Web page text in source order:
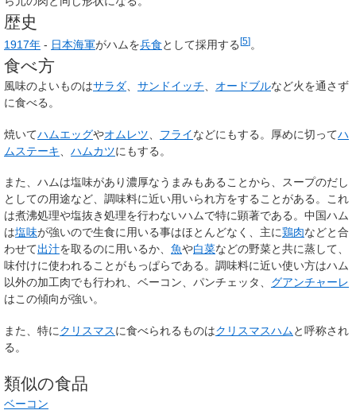
歴史
1917年 - 日本海軍がハムを兵食として採用する [5]。
食べ方
風味のよいものはサラダ、 サンドイッチ、 オードブルなど火を通さず
に食べる。
焼いてハムエッグやオムレツ フライなどにもする。厚めに切ってハ
ムステーキ
ハムカツにもする。
また、ハムは塩味があり濃厚なうまみもあることから、スープのだし
としての用途など、調味料に近い用いられ方をすることがある。これ
は煮沸処理や塩抜き処理を行わないハムで特に顕著である。中国ハム
は塩味が強いので生食に用いる事はほとんどなく、主に鶏肉などと合
わせて出汁を取るのに用いるか、 魚や白菜などの野菜と共に蒸して、
味付けに使われることがもっぱらである。調味料に近い使い方はハム
以外の加工肉でも行われ、ベーコン、パンチェッタ、 グアンチャーレ
はこの傾向が強い。
また、特にクリスマスに食べられるものはクリスマスハムと呼称され
る。
類似の食品
ベーコン